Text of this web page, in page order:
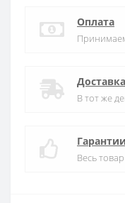
Оплата
Доставка
В тот же
Гарантии
Весь